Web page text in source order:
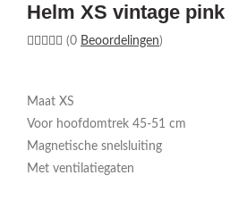
Helm XS vintage pink
(0 Beoordelingen)
Maat XS
Voor hoofdomtrek 45-51 cm
Magnetische snelsluiting
Met ventilatiegaten